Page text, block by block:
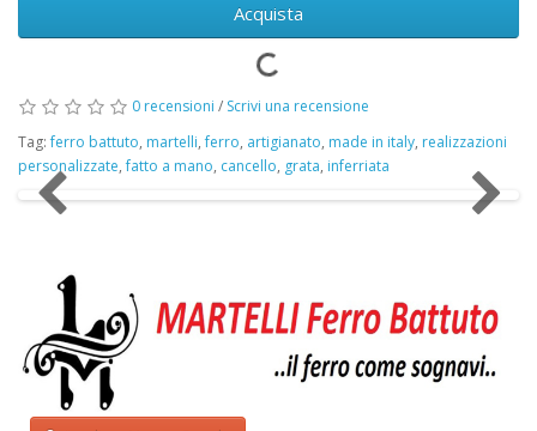
Acquista
0 recensioni / Scrivi una recensione
Tag:ferro battuto, martelli,ferro, artigianato, made in italy, realizzazioni
personalizzate,fatto a mano, cancello, grata, inferriata